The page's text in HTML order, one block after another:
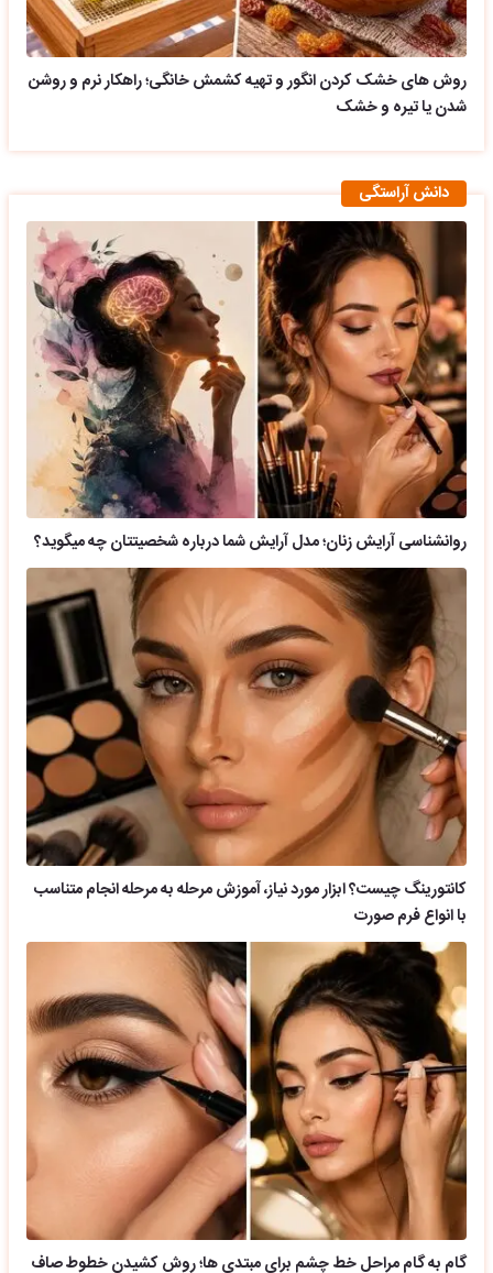
روش های خشک کردن انگور و تهیه کشمش خانگی؛ راهکار نرم و روشن
شدن یا تیره و خشک
دانش آراستگی
روانشناسی آرایش زنان؛ مدل آرایش شما درباره شخصیتتان چه میگوید؟
کانتورینگ چیست؟ ابزار مورد نیاز، آموزش مرحله به مرحله انجام متناسب
با انواع فرم صورت
گام به گام مراحل خط چشم برای مبتدی ها؛ روش کشیدن خطوط صاف